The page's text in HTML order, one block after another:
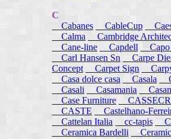
C
Cabanes
CableCup
Calma
Cambridge
Cane-line
Capdell Capo
Carl Hansen Sn
Carpe
Concept
Carpet Sign
Casa dolce casa
Casala
Casali
Casamania
Case Furniture
CASTE
Castelhano-
Cattelan Italia
cc-tapis
Ceramica Bardelli